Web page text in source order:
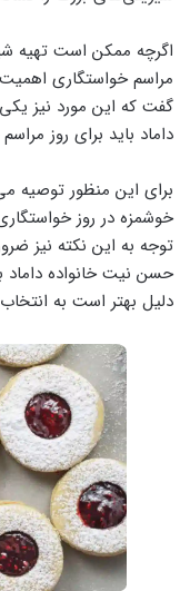
اگرچه ممکن است تهیه
مراسم خواستگاری
گفت که این مورد نیز
داماد باید برای روز
برای این منظور توصیه
خوشمزه در روز
توجه به این نکته نیز
حسن نیت خانواده
دلیل بهتر است به